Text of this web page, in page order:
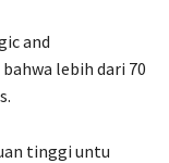
and
lebih dari 70
tinggi untu